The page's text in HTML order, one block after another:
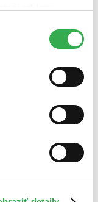
všetky tieto